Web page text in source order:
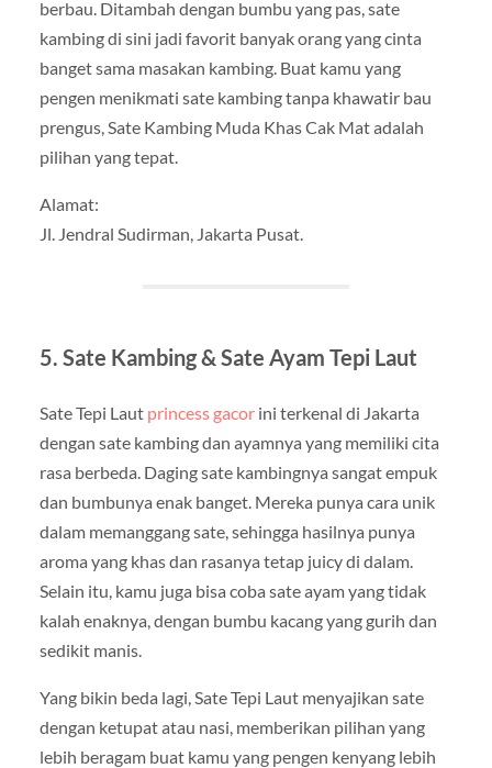
berbau. Ditambah dengan bumbu yang pas, sate
kambing di sini jadi favorit banyak orang yang cinta
banget sama masakan kambing. Buat kamu yang
pengen menikmati sate kambing tanpa khawatir bau
prengus, Sate Kambing Muda Khas Cak Mat adalah
pilihan yang tepat.
Alamat:
Jl. Jendral Sudirman, Jakarta Pusat.
5. Sate Kambing & Sate Ayam Tepi Laut
Sate Tepi Laut princess gacorini terkenal di Jakarta
dengan sate kambing dan ayamnya yang memiliki cita
rasa berbeda. Daging sate kambingnya sangat empuk
dan bumbunya enak banget. Mereka punya cara unik
dalam memanggang sate, sehingga hasilnya punya
aroma yang khas dan rasanya tetap juicy di dalam.
Selain itu, kamu juga bisa coba sate ayam yang tidak
kalah enaknya, dengan bumbu kacang yang gurih dan
sedikit manis.
Yang bikin beda lagi, Sate Tepi Laut menyajikan sate
dengan ketupat atau nasi, memberikan pilihan yang
lebih beragam buat kamu yang pengen kenyang lebih